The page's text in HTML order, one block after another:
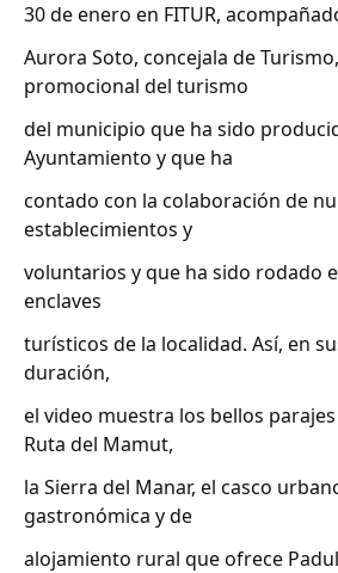
30 de enero en FITUR,
Aurora Soto, concejala de
promocional del turismo
del municipio que ha sido
Ayuntamiento y que ha
contado con la colaboración de
establecimientos y
voluntarios y que ha sido rodado
enclaves
turísticos de la localidad. Así, en
duración,
el video muestra los bellos parajes
Ruta del Mamut,
la Sierra del Manar, el casco
gastronómica y de
alojamiento rural que ofrece